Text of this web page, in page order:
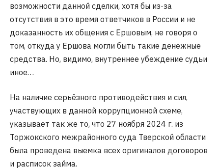
возможности данной сделки, хотя бы из-за
отсутствия в это время ответчиков в России и не
доказанность их общения с Ершовым, не говоря о
том, откуда у Ершова могли быть такие денежные
средства. Но, видимо, внутреннее убеждение судьи
иное…
На наличие серьёзного противодействия и сил,
участвующих в данной коррупционной схеме,
указывает так же то, что 27 ноября 2024 г. из
Торжокского межрайонного суда Тверской области
была проведена выемка всех оригиналов договоров
и расписок займа.